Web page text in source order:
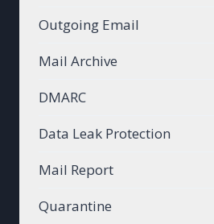
Outgoing Email
Mail Archive
DMARC
Data Leak Protection
Mail Report
Quarantine